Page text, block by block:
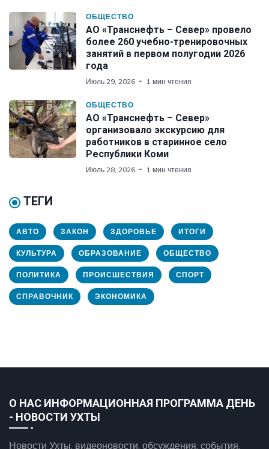
ОБЩЕСТВО
АО «Транснефть – Север» провело
более 260 учебно-тренировочных
занятий в первом полугодии 2026
года
Июль 29, 2026 1 мин чтения
ОБЩЕСТВО
АО «Транснефть – Север»
организовало экскурсию для
работников в старинное село
Республики Коми
Июль 28, 2026 1 мин чтения
ТЕГИ
АВТО ЗАКОН ЗДОРОВЬЕ ИТОГИ
КУЛЬТУРА ОБРАЗОВАНИЕ ОБЩЕСТВО
ПОЛИТИКА ПРОИСШЕСТВИЯ СПОРТ
СПРАВОЧНИК ЭКОНОМИКА
О НАС ИНФОРМАЦИОННАЯ ПРОГРАММА ДЕНЬ
- НОВОСТИ УХТЫ
Новости Ухты, видеоновости, обсуждения, события.